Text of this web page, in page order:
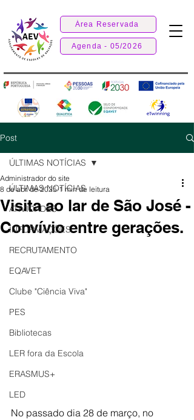
Área Reservada
Agenda - 05/2026
Post
ÚLTIMAS NOTÍCIAS
ATIVIDADES
INFORMAÇÕES
RECRUTAMENTO
EQAVET
Clube "Ciência Viva"
PES
Bibliotecas
LER fora da Escola
ERASMUS+
LED
ÚLTIMAS NOTÍCIAS
Visita ao lar de São José -
Convívio entre gerações.
Administrador do site
8 de abr. de 2025 1 min de leitura
No passado dia 28 de março, no